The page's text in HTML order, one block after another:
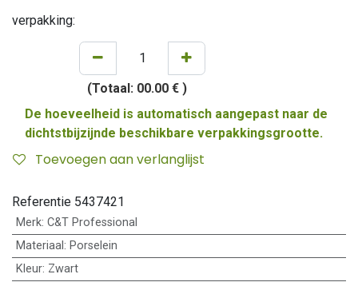
verpakking:
(Totaal: 00.00 € )
De hoeveelheid is automatisch aangepast naar de
dichtstbijzijnde beschikbare verpakkingsgrootte.
Toevoegen aan verlanglijst
Referentie 5437421
Merk: C&T Professional
Materiaal : Porselein
Kleur: Zwart